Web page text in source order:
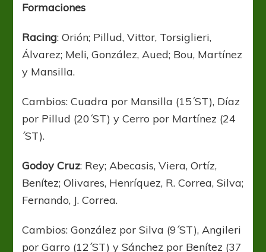
Formaciones
Racing: Orión; Pillud, Vittor, Torsiglieri,
Álvarez; Meli, González, Aued; Bou, Martínez
y Mansilla.
Cambios: Cuadra por Mansilla (15´ST), Díaz
por Pillud (20´ST) y Cerro por Martínez (24
´ST).
Godoy Cruz: Rey; Abecasis, Viera, Ortíz,
Benítez; Olivares, Henríquez, R. Correa, Silva;
Fernando, J. Correa.
Cambios: González por Silva (9´ST), Angileri
por Garro (12´ST) y Sánchez por Benítez (37